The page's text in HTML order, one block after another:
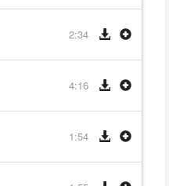
2:34
4:16
1:54